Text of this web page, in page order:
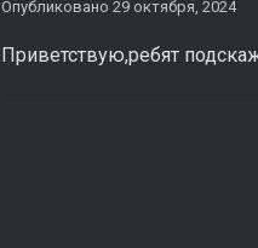
Опубликовано 29 октября, 2024
Приветствую,ребят